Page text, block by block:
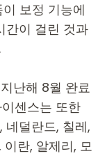
보정 기능에
간이 걸린 것과
난해 8월 완료
센스는 또한
덜란드, 칠레,
란, 알제리, 모